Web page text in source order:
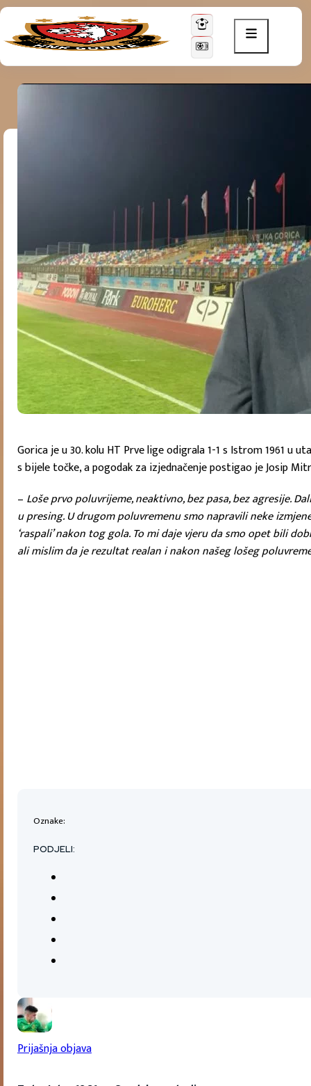
Gorica je u 30. kolu HT Prve lige odigrala 1-1 s Istrom 1961 u
s bijele točke, a pogodak za izjednačenje postigao je Josip
– Loše prvo poluvrijeme, neaktivno, bez pasa, bez agresije.
u presing. U drugom poluvremenu smo napravili neke
‘raspali’ nakon tog gola. To mi daje vjeru da smo opet bili
ali mislim da je rezultat realan i nakon našeg lošeg
Oznake:
PODJELI:
Prijašnja objava